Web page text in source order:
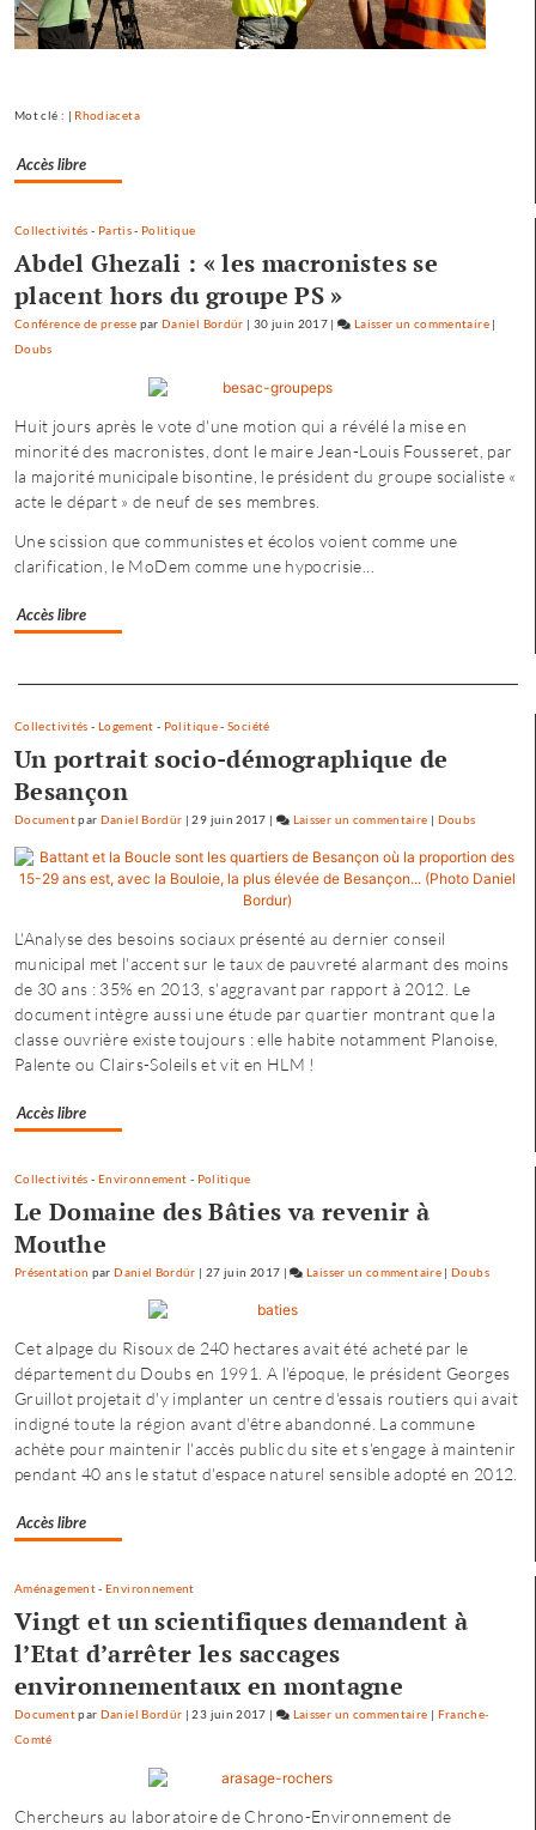
Mot clé : | Rhodiaceta
Accès libre
Collectivités - Partis- Politique
Abdel Ghezali : « les macronistes se
placent hors du groupe PS »
Conférence de presse parDaniel Bordür | 30 juin 2017 | Laisser un commentaireon
:
«
|
Doubs
Huit jours après le vote d'une motion qui a révélé la mise en
minorité des macronistes, dont le maire Jean-Louis Fousseret, par
la majorité municipale bisontine, le président du groupe socialiste «
acte le départ » de neuf de ses membres.
Une scission que communistes et écolos voient comme une
clarification, le MoDem comme une hypocrisie...
Accès libre
Collectivités - Logement - Politique-Société
Un portrait socio-démographique de
Besançon
Documentpar Daniel Bordür |29 juin 2017 | Laisser un commentaire on
enfance
:
«
une
offre
où
| Doubs
L'Analyse des besoins sociaux présenté au dernier conseil
municipal met l'accent sur le taux de pauvreté alarmant des moins
de 30 ans : 35% en 2013, s'aggravant par rapport à 2012. Le
document intègre aussi une étude par quartier montrant que la
classe ouvrière existe toujours : elle habite notamment Planoise,
Palente ou Clairs-Soleils et vit en HLM !
Accès libre
Collectivités - Environnement - Politique
Le Domaine des Bâties va revenir à
Mouthe
Présentation parDaniel Bordür | 27 juin 2017 | Laisser un commentaire on
à
Besançon
:
«
une
offre
|Doubs
Cet alpage du Risoux de 240 hectares avait été acheté par le
département du Doubs en 1991. A l'époque, le président Georges
Gruillot projetait d'y implanter un centre d'essais routiers qui avait
indigné toute la région avant d'être abandonné. La commune
achète pour maintenir l'accès public du site et s'engage à maintenir
pendant 40 ans le statut d'espace naturel sensible adopté en 2012.
Accès libre
Aménagement- Environnement
Vingt et un scientifiques demandent à
l’Etat d’arrêter les saccages
environnementaux en montagne
Documentpar Daniel Bordür |23 juin 2017 Laisser un commentaire on
Besançon
Franche-
Comté
Chercheurs au laboratoire de Chrono-Environnement de